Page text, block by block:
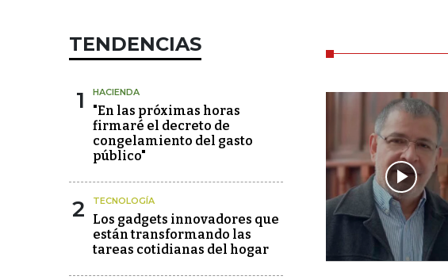
TENDENCIAS
1 HACIENDA
"En las próximas horas
firmaré el decreto de
congelamiento del gasto
público"
2 TECNOLOGÍA
Los gadgets innovadores que
están transformando las
tareas cotidianas del hogar